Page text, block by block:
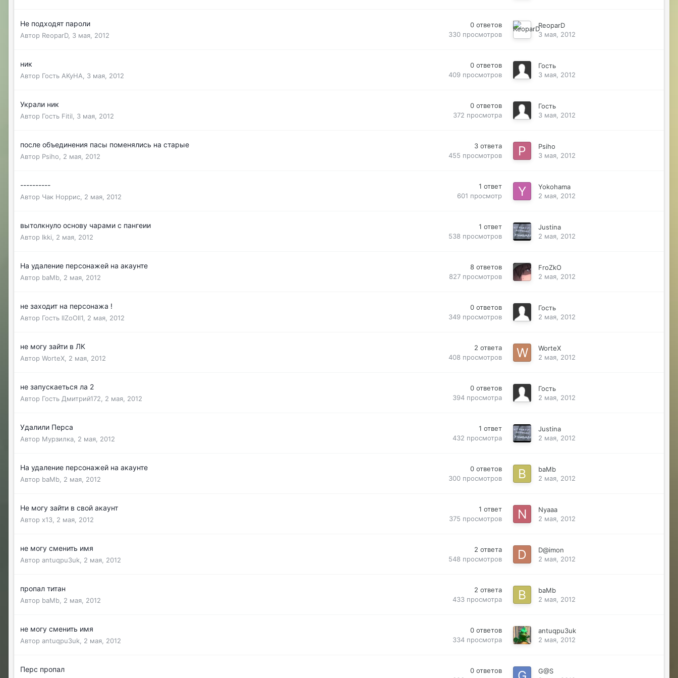
Не подходят пароли
Автор ReoparD, 3 мая, 2012
0 ответов
330 просмотров
ReoparD
3 мая, 2012
ник
Автор Гость AKyHA, 3 мая, 2012
0 ответов
409 просмотров
Гость
3 мая, 2012
Украли ник
Автор Гость Fitil, 3 мая, 2012
0 ответов
372 просмотра
Гость
3 мая, 2012
после объединения пасы поменялись на старые
Автор Psiho 2 мая, 2012
3 ответа
455 просмотров
Psiho
3 мая, 2012
----------
Автор Чак Норрис 2 мая, 2012
1 ответ
601 просмотр
Yokohama
2 мая, 2012
вытолкнуло основу чарами с пангеии
Автор Ikki 2 мая, 2012
1 ответ
538 просмотров
Justina
2 мая, 2012
На удаление персонажей на акаунте
Автор baMb 2 мая, 2012
8 ответов
827 просмотров
FroZkO
2 мая, 2012
не заходит на персонажа !
Автор Гость llZoOll1, 2 мая, 2012
0 ответов
349 просмотров
Гость
2 мая, 2012
не могу зайти в ЛК
Автор WorteX 2 мая, 2012
2 ответа
408 просмотров
WorteX
2 мая, 2012
не запускаеться ла 2
Автор Гость Дмитрий172, 2 мая, 2012
0 ответов
394 просмотра
Гость
2 мая, 2012
Удалили Перса
Автор Мурзилка 2 мая, 2012
1 ответ
432 просмотра
Justina
2 мая, 2012
На удаление персонажей на акаунте
Автор baMb 2 мая, 2012
0 ответов
300 просмотров
baMb
2 мая, 2012
Не могу зайти в свой акаунт
Автор x13 2 мая, 2012
1 ответ
375 просмотров
Nyaaa
2 мая, 2012
не могу сменить имя
Автор antuqpu3uk 2 мая, 2012
2 ответа
548 просмотров
D@imon
2 мая, 2012
пропал титан
Автор baMb 2 мая, 2012
2 ответа
433 просмотра
baMb
2 мая, 2012
не могу сменить имя
Автор antuqpu3uk 2 мая, 2012
0 ответов
334 просмотра
antuqpu3uk
2 мая, 2012
Перс пропал 0 ответов
G@S
Justina
Sensuella
захват КХ который за рыбалку?